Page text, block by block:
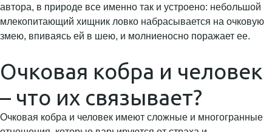
автора, в природе все именно так и устроено: небольшой
млекопитающий хищник ловко набрасывается на очковую
змею, впиваясь ей в шею, и молниеносно поражает ее.
Очковая кобра и человек
– что их связывает?
Очковая кобра и человек имеют сложные и многогранные